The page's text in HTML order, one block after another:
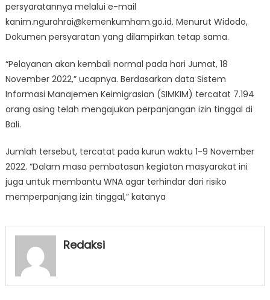
persyaratannya melalui e-mail
kanim.ngurahrai@kemenkumham.go.id. Menurut Widodo,
Dokumen persyaratan yang dilampirkan tetap sama.
“Pelayanan akan kembali normal pada hari Jumat, 18
November 2022,” ucapnya. Berdasarkan data Sistem
Informasi Manajemen Keimigrasian (SIMKIM) tercatat 7.194
orang asing telah mengajukan perpanjangan izin tinggal di
Bali.
Jumlah tersebut, tercatat pada kurun waktu 1-9 November
2022. “Dalam masa pembatasan kegiatan masyarakat ini
juga untuk membantu WNA agar terhindar dari risiko
memperpanjang izin tinggal,” katanya
Redaksi